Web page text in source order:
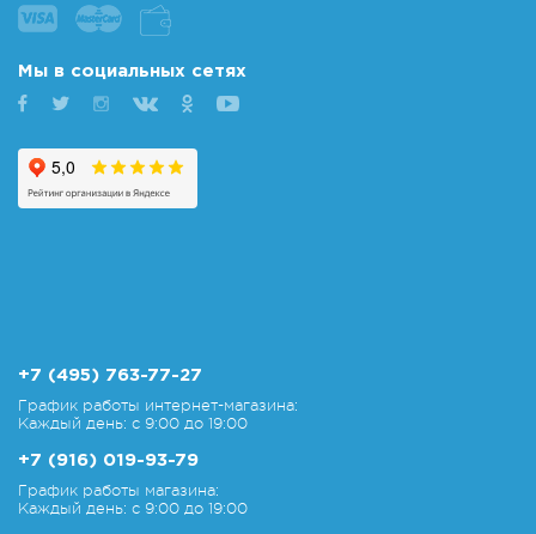
Мы в социальных сетях
+7 (495) 763-77-27
График работы интернет-магазина:
Каждый день: с 9:00 до 19:00
+7 (916) 019-93-79
График работы магазина:
Каждый день: с 9:00 до 19:00